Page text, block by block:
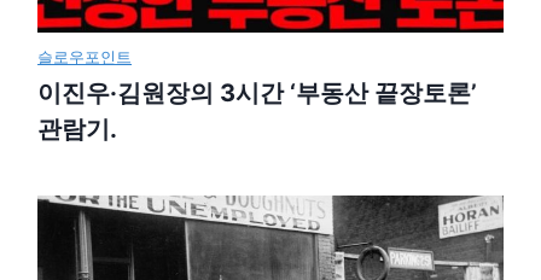
슬로우포인트
이진우·김원장의 3시간 ‘부동산 끝장토론’
관람기.